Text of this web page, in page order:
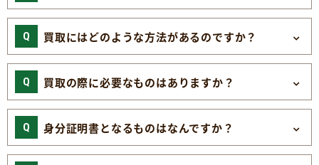
買取にはどのような方法があるのですか？
買取の際に必要なものはありますか？
身分証明書となるものはなんですか？